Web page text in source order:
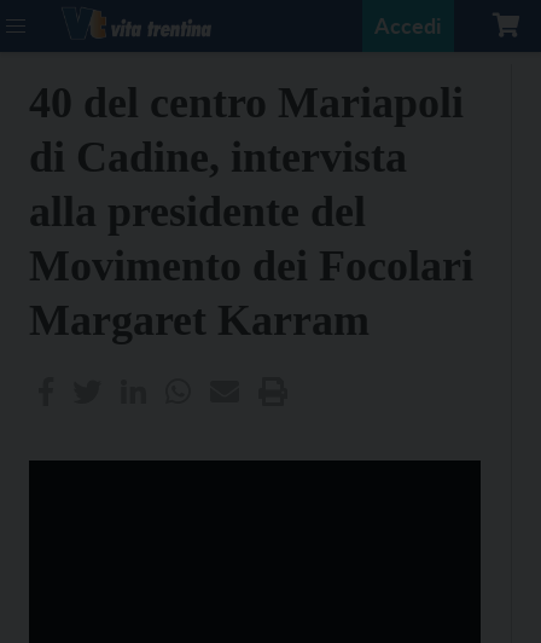
Accedi
40 del centro Mariapoli
di Cadine, intervista
alla presidente del
Movimento dei Focolari
Margaret Karram